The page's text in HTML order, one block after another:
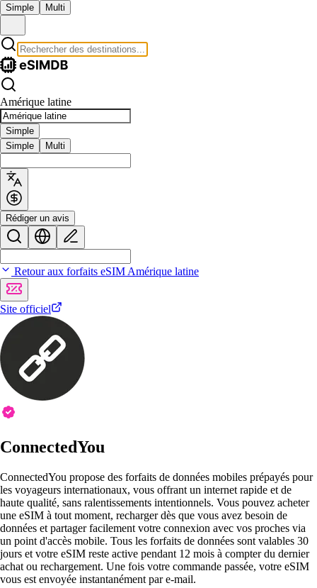
Simple Multi
Amérique latine
Simple
Simple
Multi
Rédiger un avis
Retour aux forfaits eSIM Amérique latine
Site officiel
ConnectedYou
ConnectedYou propose des forfaits de données mobiles prépayés pour
les voyageurs internationaux, vous offrant un internet rapide et de
haute qualité, sans ralentissements intentionnels. Vous pouvez acheter
une eSIM à tout moment, recharger dès que vous avez besoin de
données et partager facilement votre connexion avec vos proches via
un point d'accès mobile. Tous les forfaits de données sont valables 30
jours et votre eSIM reste active pendant 12 mois à compter du dernier
achat ou rechargement. Une fois votre commande passée, votre eSIM
vous est envoyée instantanément par e-mail.